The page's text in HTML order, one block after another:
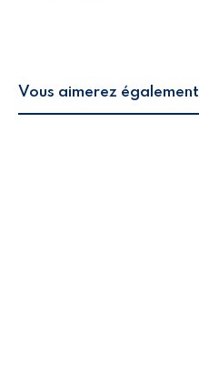
Vous aimerez également